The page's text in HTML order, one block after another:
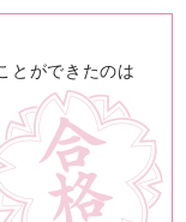
とができたのは